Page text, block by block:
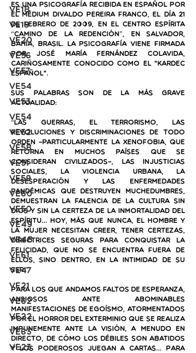
VE18
VE19
VE20
VE56
VE57
VE54
VE53
VE54
VE52
VE58
VE51
VE59
VE60
VE50
VE49
VE48
VE61
VE47
VE21
VE62
VE22
VE63
VE23
es una psicografía recibida en español por
el médium Divaldo Pereira Franco, el día 21
de febrero de 2009, en el Centro Espírita
“Camino de la Redención”, en Salvador,
Bahía, Brasil. La psicografía viene firmada
por José María Fernández Colavida,
cariñosamente conocido como el "Kardec
español".
Sus palabras son de la más grave
actualidad:
“Las guerras, el terrorismo, las
revoluciones y discriminaciones de todo
orden –particularmente la xenofobia, que
retorna en muchos países que se
consideran civilizados–, las injusticias
sociales, la violencia urbana, la
desesperación y las enfermedades
pandémicas que destruyen muchedumbres,
demuestran la falencia de la cultura sin
Dios y sin la certeza de la inmortalidad del
Espíritu… Hoy, más que nunca, el hombre y
la mujer necesitan creer, tener certezas,
directrices seguras para conquistar la
felicidad, que no se encuentra fuera de
ellos, sino dentro, en la intimidad de su
ser.”
Para los que andamos faltos de esperanza,
ansiosos ante abominables
manifestaciones de egoísmo, atormentados
por el horror del exterminio que se realiza
impunemente ante la visión, a menudo en
directo, de cómo los débiles son abatidos
y los poderosos juegan a cartas… Para